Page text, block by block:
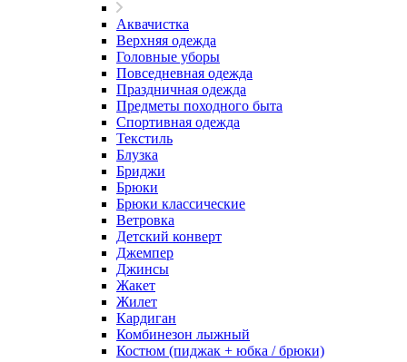
Аквачистка
Верхняя одежда
Головные уборы
Повседневная одежда
Праздничная одежда
Предметы походного быта
Спортивная одежда
Текстиль
Блузка
Бриджи
Брюки
Брюки классические
Ветровка
Детский конверт
Джемпер
Джинсы
Жакет
Жилет
Кардиган
Комбинезон лыжный
Костюм (пиджак + юбка / брюки)